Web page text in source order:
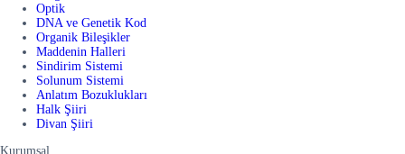
Optik
DNA ve Genetik Kod
Organik Bileşikler
Maddenin Halleri
Sindirim Sistemi
Solunum Sistemi
Anlatım Bozuklukları
Halk Şiiri
Divan Şiiri
Kurumsal